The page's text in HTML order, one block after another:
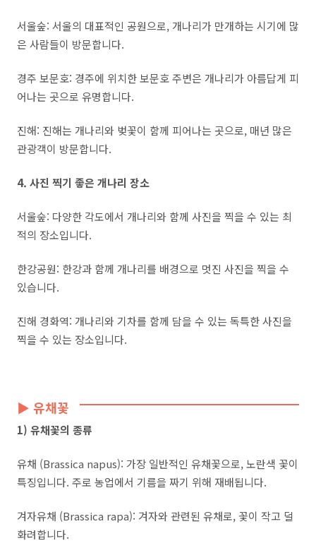
서울숲: 서울의 대표적인 공원으로, 개나리가 만개하는 시기에 많
은 사람들이 방문합니다.
경주 보문호: 경주에 위치한 보문호 주변은 개나리가 아름답게 피
어나는 곳으로 유명합니다.
진해: 진해는 개나리와 벚꽃이 함께 피어나는 곳으로, 매년 많은
관광객이 방문합니다.
4. 사진 찍기 좋은 개나리 장소
서울숲: 다양한 각도에서 개나리와 함께 사진을 찍을 수 있는 최
적의 장소입니다.
한강공원: 한강과 함께 개나리를 배경으로 멋진 사진을 찍을 수
있습니다.
진해 경화역: 개나리와 기차를 함께 담을 수 있는 독특한 사진을
찍을 수 있는 장소입니다.
▶ 유채꽃
1) 유채꽃의 종류
유채 (Brassica napus): 가장 일반적인 유채꽃으로, 노란색 꽃이
특징입니다. 주로 농업에서 기름을 짜기 위해 재배됩니다.
겨자유채 (Brassica rapa): 겨자와 관련된 유채로, 꽃이 작고 덜
화려합니다.